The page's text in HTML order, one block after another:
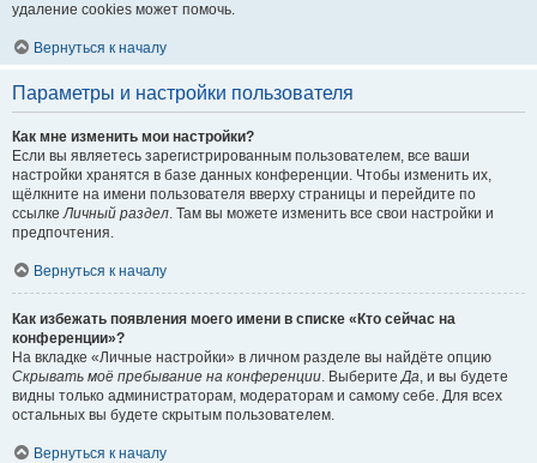
удаление cookies может помочь.
Вернуться к началу
Параметры и настройки пользователя
Как мне изменить мои настройки?
Если вы являетесь зарегистрированным пользователем, все ваши
настройки хранятся в базе данных конференции. Чтобы изменить их,
щёлкните на имени пользователя вверху страницы и перейдите по
ссылкеЛичный раздел. Там вы можете изменить все свои настройки и
предпочтения.
Вернуться к началу
Как избежать появления моего имени в списке «Кто сейчас на
конференции»?
На вкладке «Личные настройки» в личном разделе вы найдёте опцию
Скрывать моё пребывание на конференции. ВыберитеДа, и вы будете
видны только администраторам, модераторам и самому себе. Для всех
остальных вы будете скрытым пользователем.
Вернуться к началу